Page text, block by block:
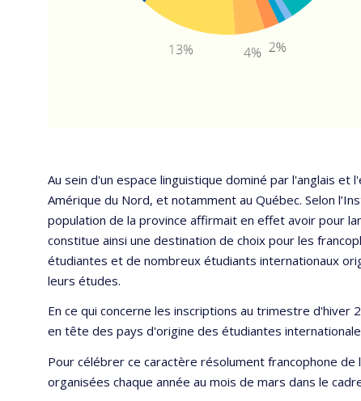
Au sein d'un espace linguistique dominé par l'anglais
Amérique du Nord, et notamment au Québec. Selon
population de la province affirmait en effet avoir pour
constitue ainsi une destination de choix pour les
étudiantes et de nombreux étudiants internationaux
leurs études.
En ce qui concerne les inscriptions au trimestre d'hiver
en tête des pays d'origine des étudiantes
Pour célébrer ce caractère résolument francophone
organisées chaque année au mois de mars dans le